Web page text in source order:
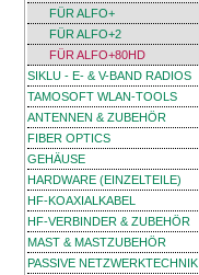
FÜR ALFO+
FÜR ALFO+2
FÜR ALFO+80HD
SIKLU - E- & V-BAND RADIOS
TAMOSOFT WLAN-TOOLS
ANTENNEN & ZUBEHÖR
FIBER OPTICS
GEHÄUSE
HARDWARE (EINZELTEILE)
HF-KOAXIALKABEL
HF-VERBINDER & ZUBEHÖR
MAST & MASTZUBEHÖR
PASSIVE NETZWERKTECHNIK